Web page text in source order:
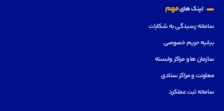
لینک هایمهم
سامانه رسیدگی به شکایات
بیانیه حریم خصوصی
سازمان ها و مراکز وابسته
معاونت و مراکز ستادی
سامانه ثبت عملکرد